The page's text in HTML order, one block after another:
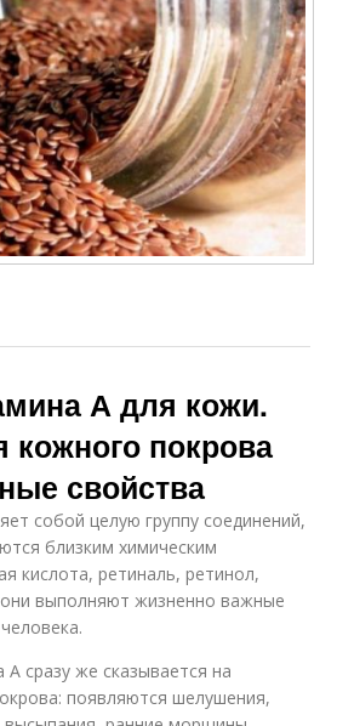
А для кожи.
кожного покрова
свойства
собой целую группу соединений,
близким химическим
кислота, ретиналь, ретинол,
выполняют жизненно важные
сразу же сказывается на
появляются шелушения,